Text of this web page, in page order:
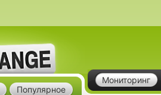
Мониторинг
Популярное